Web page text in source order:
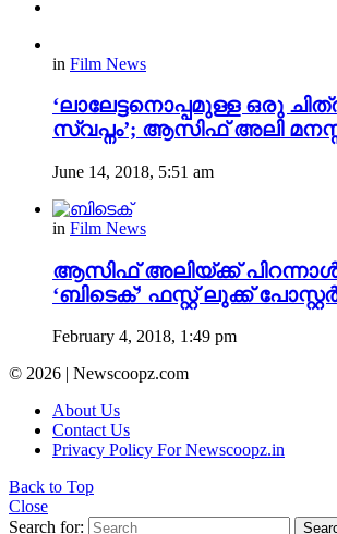
in Film News
‘ലാലേട്ടനൊപ്പമുള്ള ഒരു
സ്വപ്നം’; ആസിഫ് അലി
June 14, 2018, 5:51 am
in Film News
ആസിഫ് അലിയ്ക്ക് പിറന്നാൾ
‘ബിടെക്’ ഫസ്റ്റ് ലുക്ക്
February 4, 2018, 1:49 pm
© 2026 | Newscoopz.com
About Us
Contact Us
Privacy Policy For Newscoopz.in
Back to Top
Close
Search for: